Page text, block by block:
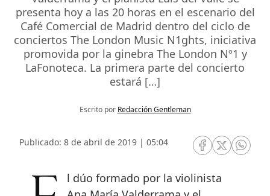
presenta hoy a las 20 horas en el escenario del
Café Comercial de Madrid dentro del ciclo de
conciertos The London Music N1ghts, iniciativa
promovida por la ginebra The London Nº1 y
LaFonoteca. La primera parte del concierto
estará […]
Escrito por Redacción Gentleman
Publicado: 8 de abril de 2019 | 05:04
RRSS Facebook
RRSSRRSS